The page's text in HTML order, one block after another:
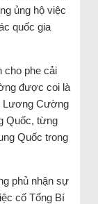
ủng hộ việc
quốc gia
cho phe cải
được coi là
Lương Cường
Quốc, từng
Quốc trong
phủ nhận sự
cố Tổng Bí